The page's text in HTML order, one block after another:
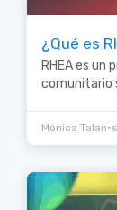
¿Qué es
RHEA es un
comunitario
Mónica Talan•